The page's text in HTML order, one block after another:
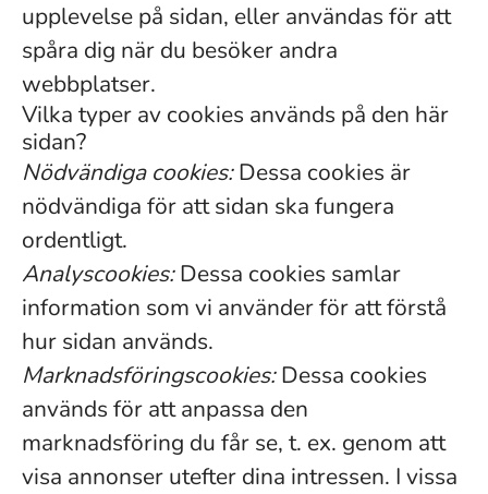
upplevelse på sidan, eller användas för att
spåra dig när du besöker andra
webbplatser.
Vilka typer av cookies används på den här
sidan?
Nödvändiga cookies:Dessa cookies är
nödvändiga för att sidan ska fungera
ordentligt.
Analyscookies:Dessa cookies samlar
information som vi använder för att förstå
hur sidan används.
Marknadsföringscookies:Dessa cookies
används för att anpassa den
marknadsföring du får se, t. ex. genom att
visa annonser utefter dina intressen. I vissa